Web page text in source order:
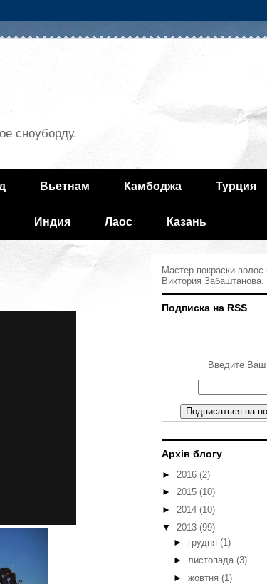
сноуборду.
Вьетнам Камбоджа Турция
Индия Лаос Казань
Мастер покраски волос
Виктория Забаштанова.
Подписка на RSS
Введите Ваш
Архів блогу
► 2016 (2)
► 2015 (10)
► 2014 (10)
▼ 2013 (99)
► грудня (1)
► листопада (3)
► жовтня (1)